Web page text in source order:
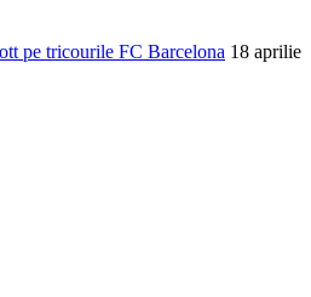
pe tricourile FC Barcelona 18 aprilie